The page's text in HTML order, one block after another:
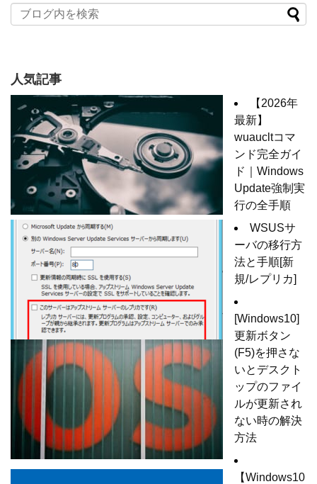
人気記事
【2026年
最新】
wuaucltコマ
ンド完全ガイ
ド｜Windows
Update強制実
行の全手順
WSUSサ
ーバの移行方
法と手順[新
規/レプリカ]
[Windows10]
更新ボタン
(F5)を押さな
いとデスクト
ップのファイ
ルが更新され
ない時の解決
方法
【Windows10